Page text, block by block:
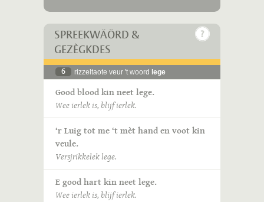
SPREEKWÄÖRD &
GEZÈGKDES
6 rizzeltaote veur 't woord lege
Good blood kin neet lege.
Wee ierlek is, blijf ierlek.
‘r Luig tot me ‘t mèt hand en voot kin
veule.
Versjrikkelek lege.
E good hart kin neet lege.
Wee ierlek is, blijf ierlek.